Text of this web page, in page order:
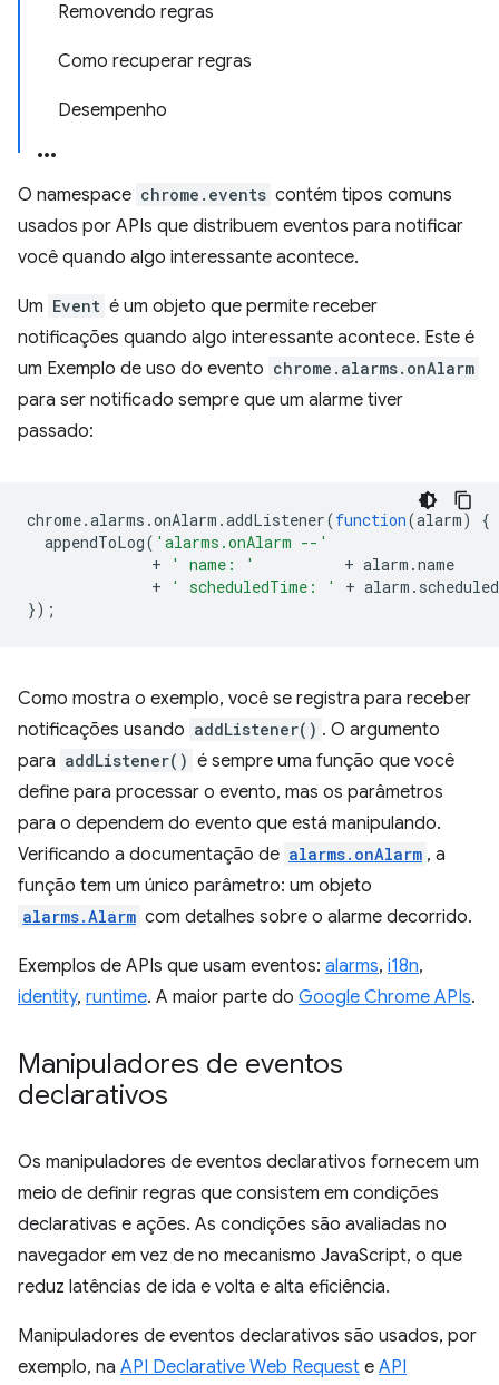
Removendo regras
Como recuperar regras
Desempenho
O namespace chrome.events contém tipos comuns
usados por APIs que distribuem eventos para notificar
você quando algo interessante acontece.
Um Event é um objeto que permite receber
notificações quando algo interessante acontece. Este é
um Exemplo de uso do evento chrome.alarms.onAlarm
para ser notificado sempre que um alarme tiver
passado:
chrome.alarms .onAlarm .addListener(function(alarm)
{
appendToLog( 'alarms.onAlarm --'
+
' name: ' + alarm .name
+
' scheduledTime: ' + alarm .
});
Como mostra o exemplo, você se registra para receber
notificações usando addListener() . O argumento
para addListener() é sempre uma função que você
define para processar o evento, mas os parâmetros
para o dependem do evento que está manipulando.
Verificando a documentação de alarms.onAlarm , a
função tem um único parâmetro: um objeto
alarms.Alarm com detalhes sobre o alarme decorrido.
Exemplos de APIs que usam eventos: alarms, i18n,
identity, runtime. A maior parte do Google Chrome APIs.
Manipuladores de eventos
declarativos
Os manipuladores de eventos declarativos fornecem um
meio de definir regras que consistem em condições
declarativas e ações. As condições são avaliadas no
navegador em vez de no mecanismo JavaScript, o que
reduz latências de ida e volta e alta eficiência.
Manipuladores de eventos declarativos são usados, por
exemplo, na API Declarative Web Request e API